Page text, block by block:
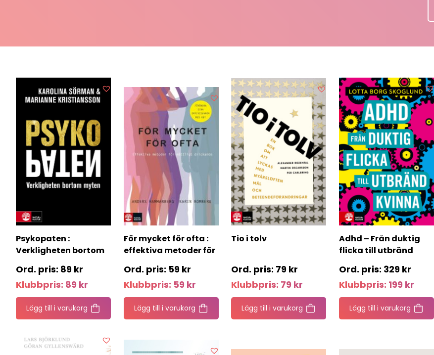
Psykopaten :
Verkligheten bortom
89 kr
Klubbpris: 89 kr
Lägg till i varukorg
För mycket för ofta :
effektiva metoder för
59 kr
Klubbpris: 59 kr
Lägg till i varukorg
Tio i tolv
79 kr
Klubbpris: 79 kr
Lägg till i varukorg
Adhd – Från duktig
flicka till utbränd
329 kr
Klubbpris: 199 kr
Lägg till i varukorg